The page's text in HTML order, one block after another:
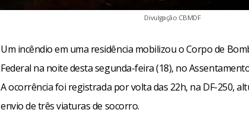
Divulgação CBMDF
Um incêndio em uma residência mobilizou o Corpo de
Federal na noite desta segunda-feira (18), no
A ocorrência foi registrada por volta das 22h, na DF-250,
envio de três viaturas de socorro.